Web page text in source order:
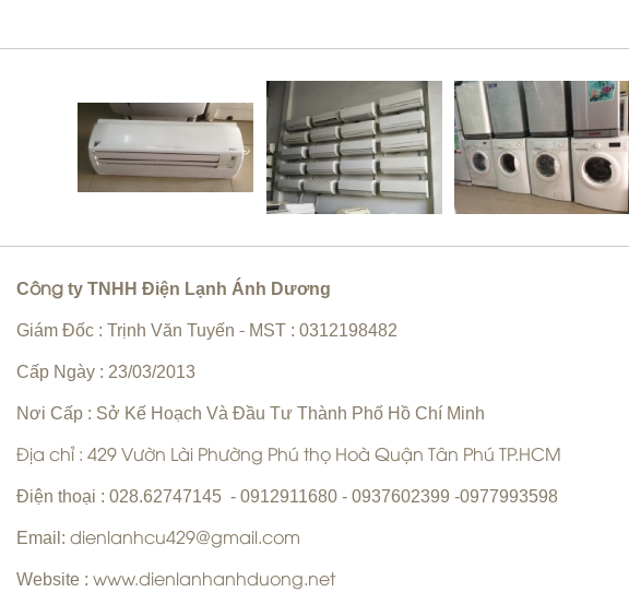
Sửa máy giặt Quận 10 | vệ sinh
Vệ sinh máy lạnh Quận 6 | Bơm gas
Công ty TNHH Điện Lạnh Ánh Dương
Giám Đốc : Trịnh Văn Tuyến - MST : 0312198482
Cấp Ngày : 23/03/2013
Nơi Cấp : Sở Kế Hoạch Và Đầu Tư Thành Phố Hồ Chí Minh
Địa chỉ : 429 Vườn Lài Phường Phú thọ Hoà Quận Tân Phú TP.HCM
Điện thoại : 028.62747145 - 0912911680 - 0937602399 -0977993598
Email: dienlanhcu429@gmail.com
Website : www.dienlanhanhduong.net